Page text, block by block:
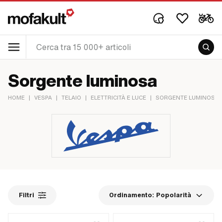
Sorgente luminosa
HOME | VESPA | TELAIO | ELETTRICITÀ E LUCE | SORGENTE LUMINOSA
Filtri Ordinamento: Popolarità